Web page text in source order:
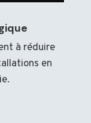
à réduire
en